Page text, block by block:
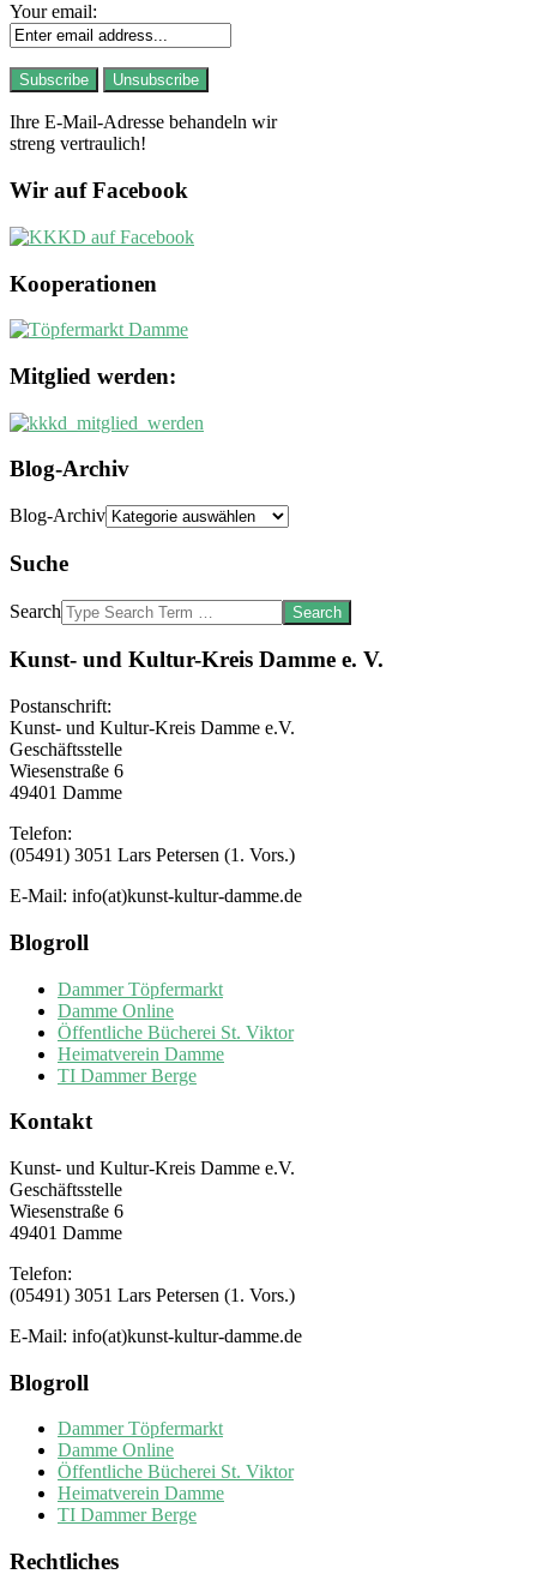
Your email:
Ihre E-Mail-Adresse behandeln wir
streng vertraulich!
Wir auf Facebook
Kooperationen
Mitglied werden:
Blog-Archiv
Blog-Archiv
Suche
Search
Kunst- und Kultur-Kreis Damme e. V.
Postanschrift:
Kunst- und Kultur-Kreis Damme e.V.
Geschäftsstelle
Wiesenstraße 6
49401 Damme
Telefon:
(05491) 3051 Lars Petersen (1. Vors.)
E-Mail: info(at)kunst-kultur-damme.de
Blogroll
Dammer Töpfermarkt
Damme Online
Öffentliche Bücherei St. Viktor
Heimatverein Damme
TI Dammer Berge
Kontakt
Kunst- und Kultur-Kreis Damme e.V.
Geschäftsstelle
Wiesenstraße 6
49401 Damme
Telefon:
(05491) 3051 Lars Petersen (1. Vors.)
E-Mail: info(at)kunst-kultur-damme.de
Blogroll
Dammer Töpfermarkt
Damme Online
Öffentliche Bücherei St. Viktor
Heimatverein Damme
TI Dammer Berge
Rechtliches